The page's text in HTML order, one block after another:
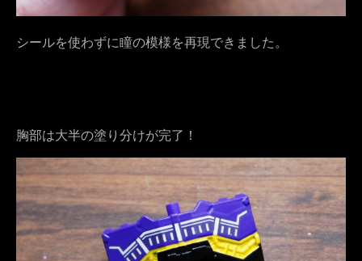
シールを使わずに瞳の模様を再現できました。
胸部は大半の塗り分けが完了！